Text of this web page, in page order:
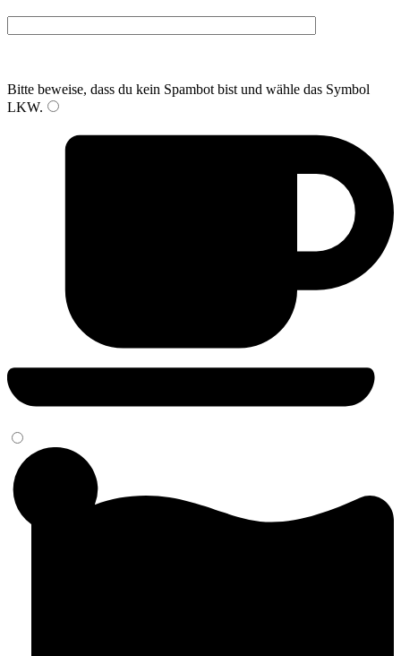
Bitte beweise, dass du kein Spambot bist und wähle das Symbol
LKW.